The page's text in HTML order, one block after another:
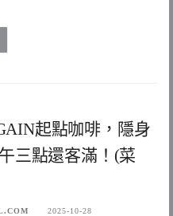
起點咖啡，隱身
三點還客滿！(菜
2025-10-28